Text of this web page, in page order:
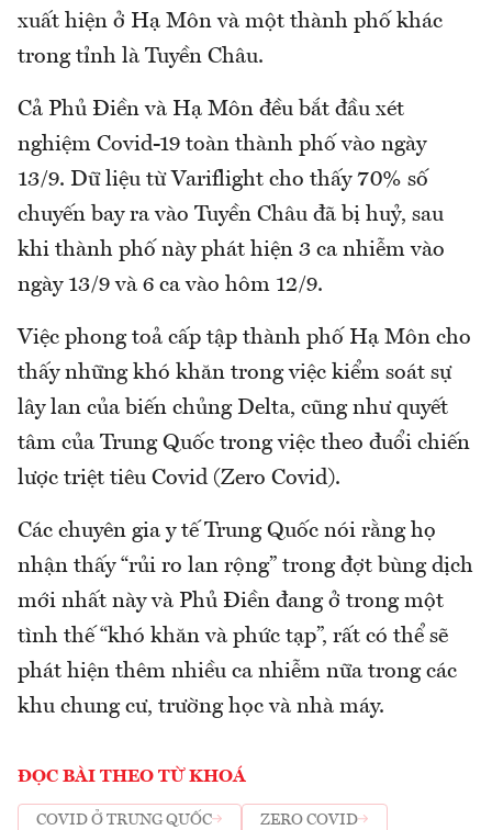
xuất hiện ở Hạ Môn và một thành phố khác
trong tỉnh là Tuyền Châu.
Cả Phủ Điền và Hạ Môn đều bắt đầu xét
nghiệm Covid-19 toàn thành phố vào ngày
13/9. Dữ liệu từ Variflight cho thấy 70% số
chuyến bay ra vào Tuyền Châu đã bị huỷ, sau
khi thành phố này phát hiện 3 ca nhiễm vào
ngày 13/9 và 6 ca vào hôm 12/9.
Việc phong toả cấp tập thành phố Hạ Môn cho
thấy những khó khăn trong việc kiểm soát sự
lây lan của biến chủng Delta, cũng như quyết
tâm của Trung Quốc trong việc theo đuổi chiến
lược triệt tiêu Covid (Zero Covid).
Các chuyên gia y tế Trung Quốc nói rằng họ
nhận thấy “rủi ro lan rộng” trong đợt bùng dịch
mới nhất này và Phủ Điền đang ở trong một
tình thế “khó khăn và phức tạp”, rất có thể sẽ
phát hiện thêm nhiều ca nhiễm nữa trong các
khu chung cư, trường học và nhà máy.
ĐỌC BÀI THEO TỪ KHOÁ
COVID Ở TRUNG QUỐC ZERO COVID